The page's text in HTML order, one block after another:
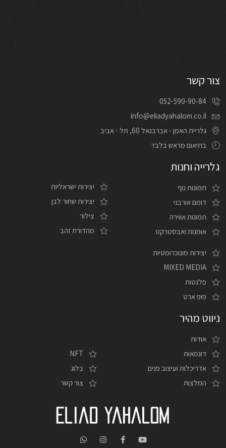
צור קשר
052-590-90-84
info@eliadyahalom.co.il
גלריית האמן - אברבנאל 60, תל - אביב
בתיאום מראש בלבד
גלרייה וחנות
תמונות נוף
דומם אורבני
תמונות אווירה
אומנות ואבסטרקט
יצירות ישראליות
יצירות שחור לבן
צילור
מהדורת זהב
יצירות מונוכרומטיות
MIXED MEDIA
פלנטות
פופ ארט
ניווט מהיר
אודות
דוגמאות
אדריכלות ועיצוב פנים
המלצות
NFT
בלוג
צור קשר